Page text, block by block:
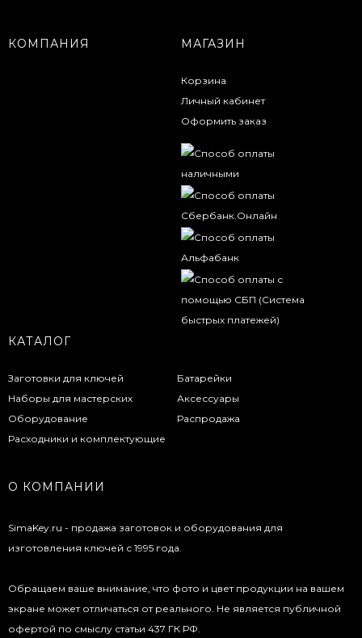
КОМПАНИЯ МАГАЗИН
Корзина
Личный кабинет
Оформить заказ
КАТАЛОГ
Заготовки для ключей
Наборы для мастерских
Оборудование
Расходники и комплектующие
Батарейки
Аксессуары
Распродажа
О КОМПАНИИ
SimaKey.ru - продажа заготовок и оборудования для
изготовления ключей с 1995 года.
Обращаем ваше внимание, что фото и цвет продукции на вашем
экране может отличаться от реального. Не является публичной
офертой по смыслу статьи 437 ГК РФ.